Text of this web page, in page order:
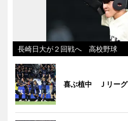
長崎日大が２回戦へ 高校野球
喜ぶ植中 Ｊリーグ